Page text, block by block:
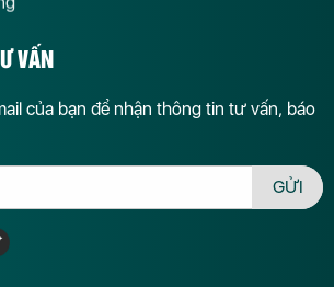
VẤN
của bạn để nhận thông tin tư vấn, báo
GỬI